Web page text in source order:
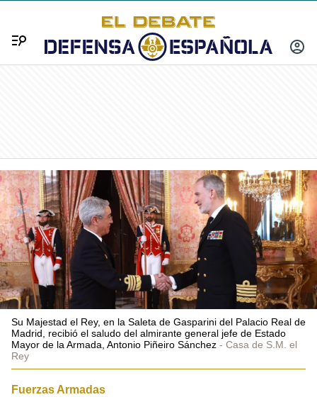
INICIAR
Menú
Su Majestad el Rey, en la Saleta de Gasparini del Palacio Real de
Madrid, recibió el saludo del almirante general jefe de Estado
Mayor de la Armada, Antonio Piñeiro Sánchez
Casa de S.M. el
Rey
Fuerzas Armadas